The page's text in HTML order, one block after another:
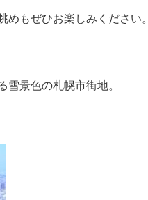
めもぜひお楽しみください。
雪景色の札幌市街地。